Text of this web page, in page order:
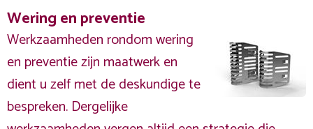
Wering en preventie
Werkzaamheden rondom wering
en preventie zijn maatwerk en
dient u zelf met de deskundige te
bespreken. Dergelijke